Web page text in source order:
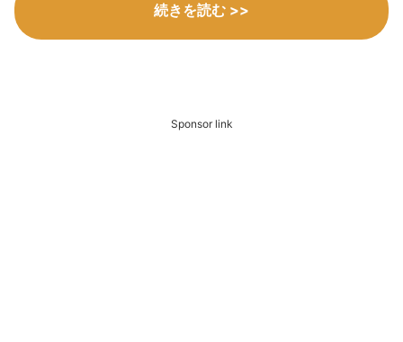
続きを読む >>
Sponsor link